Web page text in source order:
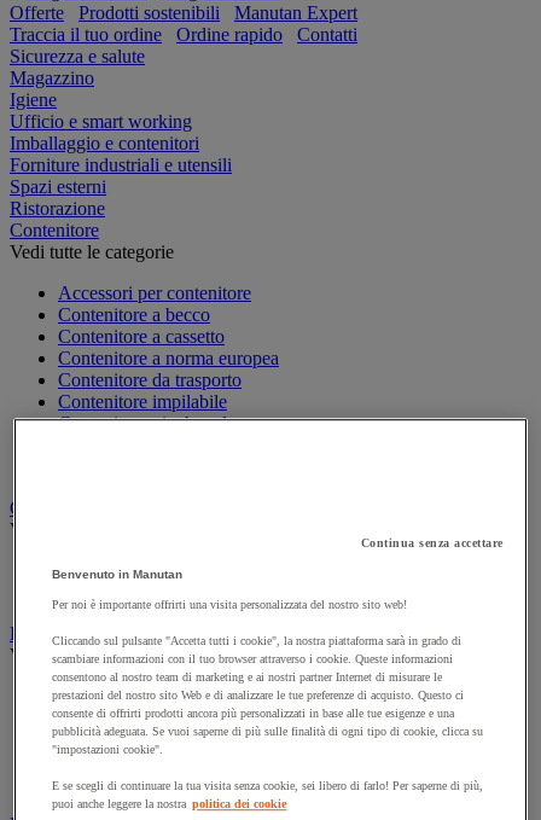
Offerte Prodotti sostenibili
Manutan Expert
Traccia il tuo ordine
Ordine rapido
Contatti
Sicurezza e salute
Magazzino
Igiene
Ufficio e smart working
Imballaggio e contenitori
Forniture industriali e utensili
Spazi esterni
Ristorazione
Contenitore
Vedi tutte le categorie
Accessori per contenitore
Contenitore a becco
Contenitore a cassetto
Contenitore a norma europea
Contenitore da trasporto
Contenitore impilabile
Contenitore pieghevole
Cutter di sicurezza
Vedi tutte le categorie
Accessori per cutter di sicurezza e multifunzione
Etichetta e marcatura
Vedi tutte le categorie
Busta portadocumenti
Etichetta di marcatura e pistola etichettatrice
Etichetta per spedizione e distributore
Etichettatrice
Stencil
Continua senza accettare
Benvenuto in Manutan
Per noi è importante offrirti una visita personalizzata del nostro sito web!
Cliccando sul pulsante "Accetta tutti i cookie", la nostra piattaforma sarà in grado di
scambiare informazioni con il tuo browser attraverso i cookie. Queste informazioni
consentono al nostro team di marketing e ai nostri partner Internet di misurare le
prestazioni del nostro sito Web e di analizzare le tue preferenze di acquisto. Questo ci
consente di offrirti prodotti ancora più personalizzati in base alle tue esigenze e una
pubblicità adeguata. Se vuoi saperne di più sulle finalità di ogni tipo di cookie, clicca su
"impostazioni cookie".
E se scegli di continuare la tua visita senza cookie, sei libero di farlo! Per saperne di più,
puoi anche leggere la nostra politica dei cookie